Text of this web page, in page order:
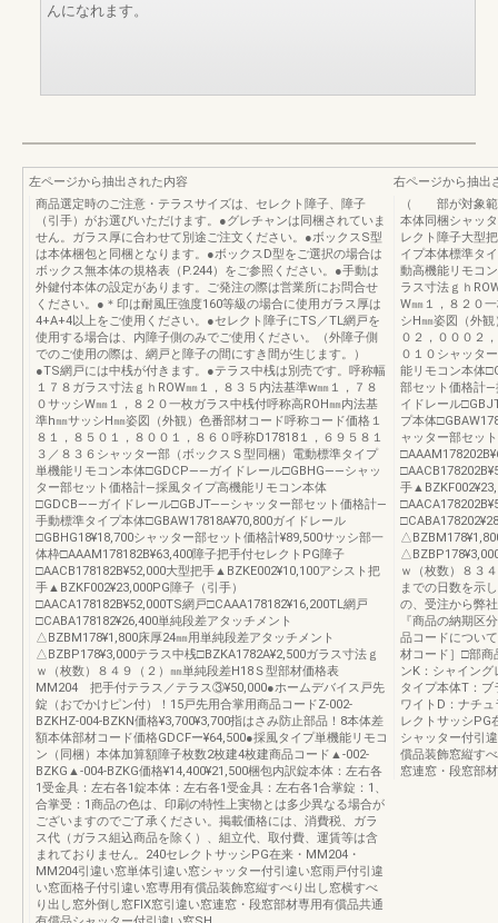
んになれます。
左ページから抽出された内容
商品選定時のご注意・テラスサイズは、セレクト障子、障子
（引手）がお選びいただけます。●グレチャンは同梱されていま
せん。ガラス厚に合わせて別途ご注文ください。●ボックスS型
は本体梱包と同梱となります。●ボックスD型をご選択の場合は
ボックス無本体の規格表（P.244）をご参照ください。●手動は
外鍵付本体の設定があります。ご発注の際は営業所にお問合せ
ください。●＊印は耐風圧強度160等級の場合に使用ガラス厚は
4+A+4以上をご使用ください。●セレクト障子にTS／TL網戸を
使用する場合は、内障子側のみでご使用ください。（外障子側
でのご使用の際は、網戸と障子の間にすき間が生じます。）
●TS網戸には中桟が付きます。●テラス中桟は別売です。呼称幅
１７８ガラス寸法ｇｈROW㎜１，８３５内法基準w㎜１，７８
０サッシW㎜１，８２０一枚ガラス中桟付呼称高ROH㎜内法基
準h㎜サッシH㎜姿図（外観）色番部材コード呼称コード価格１
８１，８５０１，８００１，８６０呼称D17818１，６９５８１
３／８３６シャッター部（ボックスＳ型同梱）電動標準タイプ
単機能リモコン本体□GDCP――ガイドレール□GBHG――シャッ
ター部セット価格計―採風タイプ高機能リモコン本体
□GDCB――ガイドレール□GBJT――シャッター部セット価格計―
手動標準タイプ本体□GBAW17818A¥70,800ガイドレール
□GBHG18¥18,700シャッター部セット価格計¥89,500サッシ部一
体枠□AAAM178182B¥63,400障子把手付セレクトPG障子
□AACB178182B¥52,000大型把手▲BZKE002¥10,100アシスト把
手▲BZKF002¥23,000PG障子（引手）
□AACA178182B¥52,000TS網戸□CAAA178182¥16,200TL網戸
□CABA178182¥26,400単純段差アタッチメント
△BZBM178¥1,800床厚24㎜用単純段差アタッチメント
△BZBP178¥3,000テラス中桟□BZKA1782A¥2,500ガラス寸法ｇ
ｗ（枚数）８４９（２）㎜単純段差H18Ｓ型部材価格表
MM204 把手付テラス／テラス③¥50,000●ホームデバイス戸先
錠（おでかけピン付）！15戸先用合掌用商品コードZ-002-
BZKHZ-004-BZKN価格¥3,700¥3,700指はさみ防止部品！8本体差
額本体部材コード価格GDCFー¥64,500●採風タイプ単機能リモコ
ン（同梱）本体加算額障子枚数2枚建4枚建商品コード▲-002-
BZKG▲-004-BZKG価格¥14,400¥21,500梱包内訳錠本体：左右各
1受金具：左右各1錠本体：左右各1受金具：左右各1合掌錠：1、
合掌受：1商品の色は、印刷の特性上実物とは多少異なる場合が
ございますのでご了承ください。掲載価格には、消費税、ガラ
ス代（ガラス組込商品を除く）、組立代、取付費、運賃等は含
まれておりません。240セレクトサッシPG在来・MM204・
MM204引違い窓単体引違い窓シャッター付引違い窓雨戸付引違
い窓面格子付引違い窓専用有償品装飾窓縦すべり出し窓横すべ
り出し窓外倒し窓FIX窓引違い窓連窓・段窓部材専用有償品共通
右ページから抽出
（ 部が対象範
本体同梱シャッ
レクト障子大型
イプ本体標準タ
動高機能リモコ
ラス寸法ｇｈ
W㎜１，８２０
シH㎜姿図（外
０２，０００２
０１０シャッタ
能リモコン本体
部セット価格計
イドレール
プ本体
ャッター部セッ
手
ｗ（枚数）８３
までの日数を示
の、受注から弊
『商品の納期区
品コードについ
材コード］□部商
ンK：シャイン
タイプ本体T：
ワイトD：ナチ
レクトサッシPG
シャッター付引
償品装飾窓縦す
窓連窓・段窓部